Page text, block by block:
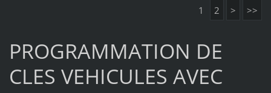
1 2 > >>
PROGRAMMATION DE
CLES VEHICULES AVEC